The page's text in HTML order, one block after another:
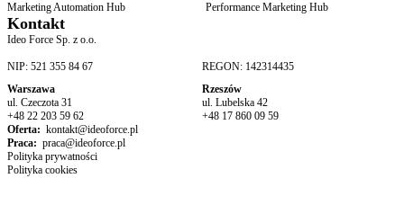
Marketing Automation Hub
Performance Marketing Hub
Kontakt
Ideo Force Sp. z o.o.
NIP: 521 355 84 67
REGON: 142314435
Warszawa
ul. Czeczota 31
+48 22 203 59 62
Rzeszów
ul. Lubelska 42
+48 17 860 09 59
Oferta: kontakt@ideoforce.pl
Praca: praca@ideoforce.pl
Polityka prywatności
Polityka cookies